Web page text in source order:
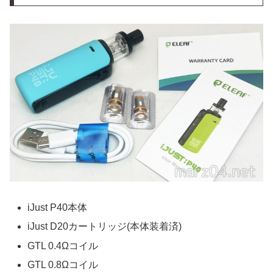
iJust P40本体
iJust D20カートリッジ(本体装着済)
GTL 0.4Ωコイル
GTL 0.8Ωコイル